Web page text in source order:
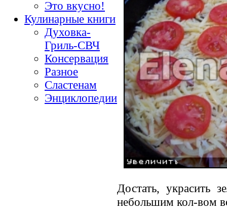
Это вкусно!
Кулинарные книги
Духовка-
Гриль-СВЧ
Консервация
Разное
Сластенам
Энциклопедии
Достать, украсить
небольшим кол-вом